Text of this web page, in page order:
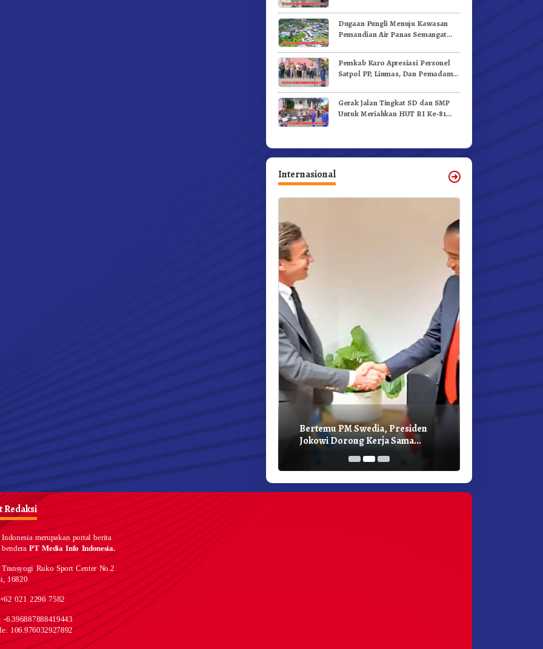
Dugaan Pungli Menuju Kawasan
Pemandian Air Panas Semangat
Videokan!
Pemkab Karo Apresiasi Personel
Satpol PP, Linmas, Dan Pemadam
Gerak Jalan Tingkat SD dan SMP
Untuk Meriahkan HUT RI Ke-81
Internasional
Bertemu PM Swedia, Presiden
Jokowi Dorong Kerja Sama
Pembangunan Hijau
Redaksi
Indonesia merupakan portal berita
benderaPT Media Info Indonesia.
Ruko Sport Center No.2
16820
021 2296 7582
-6.396887888419443
106.976032927892